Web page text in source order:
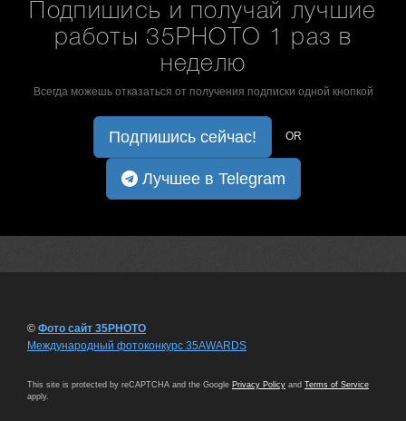
Подпишись и получай лучшие
работы 35PHOTO 1 раз в
неделю
Всегда можешь отказаться от получения подписки одной кнопкой
Подпишись сейчас! OR
Лучшее в Telegram
© Фото сайт 35PHOTO
Международный фотоконкурс 35AWARDS
This site is protected by reCAPTCHA and the Google Privacy Policy and Terms of Service
apply.